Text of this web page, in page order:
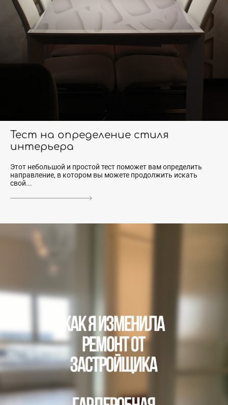
Тест на определение стиля
интерьера
Этот небольшой и простой тест поможет вам определить
направление, в котором вы можете продолжить искать
свой...